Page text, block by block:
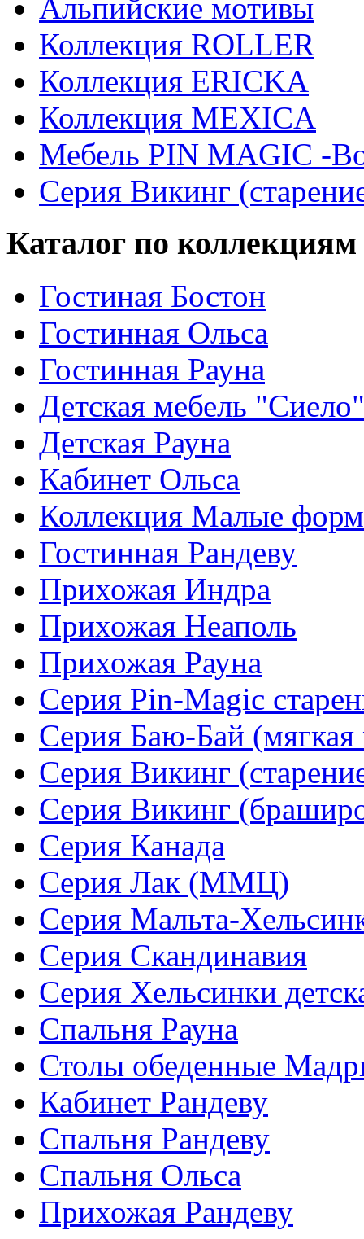
Альпийские мотивы
Коллекция ROLLER
Коллекция ERICKA
Коллекция MEXICA
Мебель PIN MAGIС -
Серия Викинг
Каталог по коллекциям
Гостиная Бостон
Гостинная Ольса
Гостинная Рауна
Детская мебель "Сиело"
Детская Рауна
Кабинет Ольса
Коллекция Малые
Гостинная Рандеву
Прихожая Индра
Прихожая Неаполь
Прихожая Рауна
Серия Pin-Magic
Серия Баю-Бай (мягкая
Серия Викинг
Серия Викинг
Серия Канада
Серия Лак (ММЦ)
Серия Мальта-
Серия Скандинавия
Серия Хельсинки
Спальня Рауна
Столы обеденные
Кабинет Рандеву
Спальня Рандеву
Спальня Ольса
Прихожая Рандеву